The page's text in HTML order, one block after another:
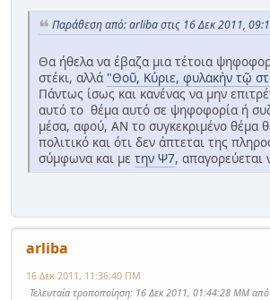
Παράθεση από: arliba στις 16 Δεκ 2011,
Θα ήθελα να έβαζα μια τέτοια
στέκι, αλλά "Θοῦ, Κύριε, φυλακὴν τῷ
Πάντως ίσως και κανένας να μην
αυτό το θέμα αυτό σε ψηφοφορία ή
μέσα, αφού, ΑΝ το συγκεκριμένο θέμα
πολιτικό και ότι δεν άπτεται της
σύμφωνα και με την Ψ7, απαγορεύεται
arliba
16 Δεκ 2011, 11:36:40 ΠΜ
Τελευταία τροποποίηση: 16 Δεκ 2011, 01:44:28 ΜΜ